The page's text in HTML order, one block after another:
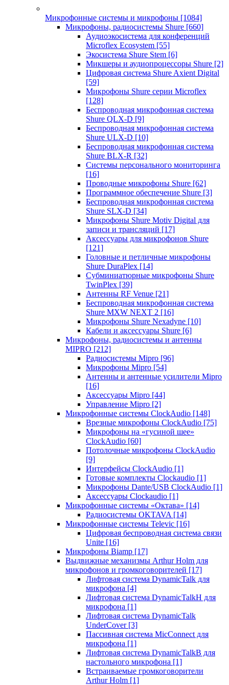
Микрофонные системы и микрофоны [1084]
Микрофоны, радиосистемы Shure [660]
Аудиоэкосистема для конференций
Microflex Ecosystem [55]
Экосистема Shure Stem [6]
Микшеры и аудиопроцессоры Shure [2]
Цифровая система Shure Axient Digital
[59]
Микрофоны Shure серии Microflex
[128]
Беспроводная микрофонная система
Shure QLX-D [9]
Беспроводная микрофонная система
Shure ULX-D [10]
Беспроводная микрофонная система
Shure BLX-R [32]
Системы персонального мониторинга
[16]
Проводные микрофоны Shure [62]
Программное обеспечение Shure [3]
Беспроводная микрофонная система
Shure SLX-D [34]
Микрофоны Shure Motiv Digital для
записи и трансляций [17]
Аксессуары для микрофонов Shure
[121]
Головные и петличные микрофоны
Shure DuraPlex [14]
Субминиатюрные микрофоны Shure
TwinPlex [39]
Антенны RF Venue [21]
Беспроводная микрофонная система
Shure MXW NEXT 2 [16]
Микрофоны Shure Nexadyne [10]
Кабели и аксессуары Shure [6]
Микрофоны, радиосистемы и антенны
MIPRO [212]
Радиосистемы Mipro [96]
Микрофоны Mipro [54]
Антенны и антенные усилители Mipro
[16]
Аксессуары Mipro [44]
Управление Mipro [2]
Микрофонные системы ClockAudio [148]
Врезные микрофоны ClockAudio [75]
Микрофоны на «гусиной шее»
ClockAudio [60]
Потолочные микрофоны ClockAudio
[9]
Интерфейсы ClockAudio [1]
Готовые комплекты Clockaudio [1]
Микрофоны Dante/USB ClockAudio [1]
Аксессуары Clockaudio [1]
Микрофонные системы «Октава» [14]
Радиосистемы OKTAVA [14]
Микрофонные системы Televic [16]
Цифровая беспроводная система связи
Unite [16]
Микрофоны Biamp [17]
Выдвижные механизмы Arthur Holm для
микрофонов и громкоговорителей [17]
Лифтовая система DynamicTalk для
микрофона [4]
Лифтовая система DynamicTalkH для
микрофона [1]
Лифтовая система DynamicTalk
UnderCover [3]
Пассивная система MicConnect для
микрофона [1]
Лифтовая система DynamicTalkB для
настольного микрофона [1]
Встраиваемые громкоговорители
Arthur Holm [1]